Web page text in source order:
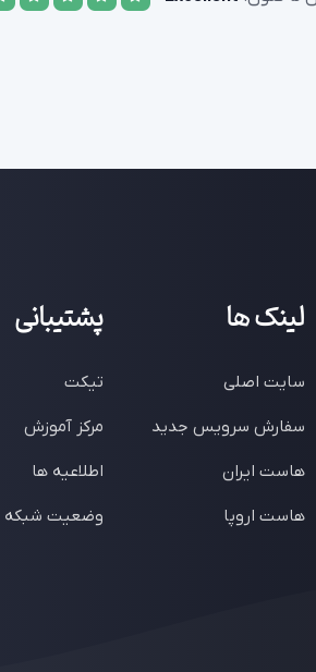
لینک ها
سایت اصلی
سفارش سرویس جدید
هاست ایران
هاست اروپا
پشتیبانی
تیکت
مرکز آموزش
اطلاعیه ها
وضعیت شبکه